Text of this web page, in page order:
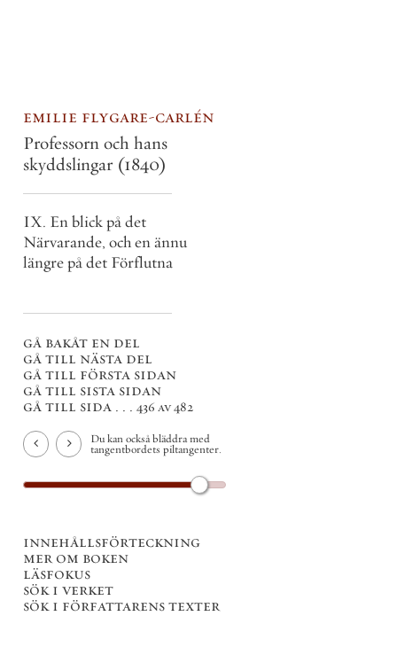
emilie flygare-carlén
Professorn och hans
skyddslingar (1840)
IX. En blick på det
Närvarande, och en ännu
längre på det Förflutna
gå bakåt en del
gå till nästa del
gå till första sidan
gå till sista sidan
gå till sida . . . 436 av 482
Du kan också bläddra med
tangentbordets piltangenter.
innehållsförteckning
mer om boken
läsfokus
sök i verket
sök i författarens texter